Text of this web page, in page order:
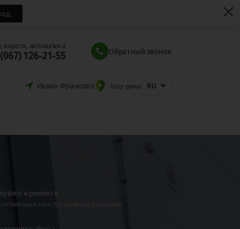
ворота, автоматика
126-21-55 Обратный звонок
Ивано-Франковск Шоу-румы RU
и ремонте
конструктивные решения